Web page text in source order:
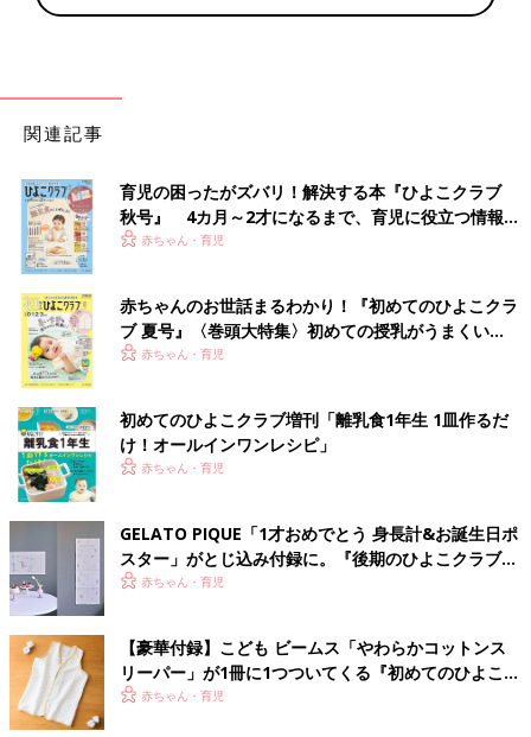
関連記事
育児の困ったがズバリ！解決する本『ひよこクラブ
秋号』 4カ月～2才になるまで、育児に役立つ情報が
いっぱい！
赤ちゃん・育児
赤ちゃんのお世話まるわかり！『初めてのひよこクラ
ブ 夏号』〈巻頭大特集〉初めての授乳がうまくい
く！ おっぱい・ミルクの基本と夏のトラブル 解決テ
赤ちゃん・育児
初めてのひよこクラブ増刊「離乳食1年生 1皿作るだ
け！オールインワン​レシピ」
赤ちゃん・育児
GELATO PIQUE「1才おめでとう 身長計&お誕生日ポ
スター」がとじ込み付録に。『後期のひよこクラブ』
春号が発売中！
赤ちゃん・育児
【豪華付録】こども ビームス「やわらかコットンス
リーパー」が1冊に1つついてくる『初めてのひよこク
ラブ』春号が発売中！
赤ちゃん・育児